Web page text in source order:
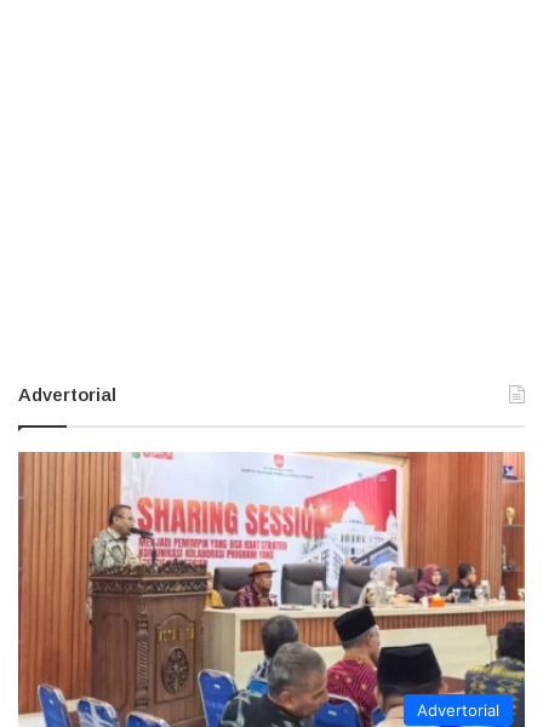
Advertorial
Advertorial